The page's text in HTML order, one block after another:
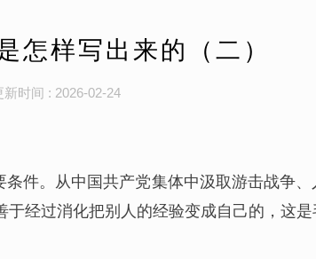
怎样写出来的（二）
时间 : 2026-02-24
件。从中国共产党集体中汲取游击战争
经过消化把别人的经验变成自己的，这